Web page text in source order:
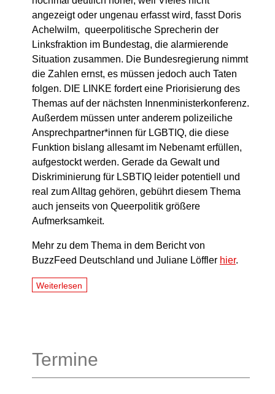
angezeigt oder ungenau erfasst wird, fasst Doris
Achelwilm, queerpolitische Sprecherin der
Linksfraktion im Bundestag, die alarmierende
Situation zusammen. Die Bundesregierung nimmt
die Zahlen ernst, es müssen jedoch auch Taten
folgen. DIE LINKE fordert eine Priorisierung des
Themas auf der nächsten Innenministerkonferenz.
Außerdem müssen unter anderem polizeiliche
Ansprechpartner*innen für LGBTIQ, die diese
Funktion bislang allesamt im Nebenamt erfüllen,
aufgestockt werden. Gerade da Gewalt und
Diskriminierung für LSBTIQ leider potentiell und
real zum Alltag gehören, gebührt diesem Thema
auch jenseits von Queerpolitik größere
Aufmerksamkeit.
Mehr zu dem Thema in dem Bericht von
BuzzFeed Deutschland und Juliane Löffler hier.
Weiterlesen
Termine